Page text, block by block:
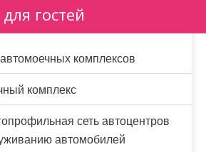
гостей
комплексов
комплекс
сеть автоцентров
автомобилей